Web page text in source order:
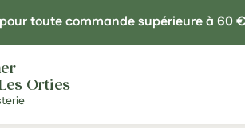
toute commande supérieure à 60 €
Orties